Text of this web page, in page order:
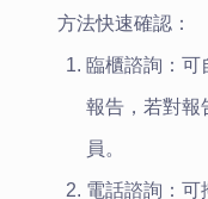
方法快速確認：
臨櫃諮詢：可
報告，若對報
員。
電話諮詢：可